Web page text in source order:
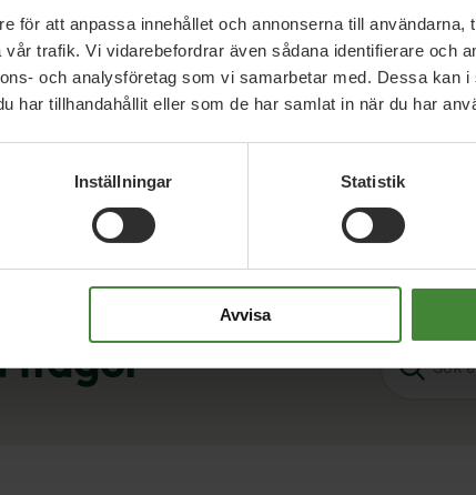
för att anpassa innehållet och annonserna till användarna,
trafik. Vi vidarebefordrar även sådana identifierare och
och analysföretag som vi samarbetar med. Dessa kan
har tillhandahållit eller som de har samlat in när du har
Inställningar Statistik
Avvisa
frågor